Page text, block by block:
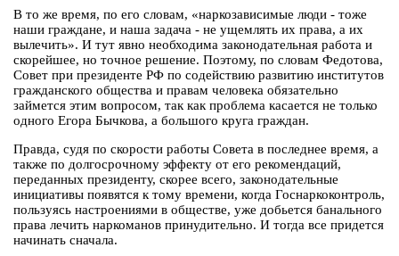
В то же время, по его словам, «наркозависимые люди - тоже
наши граждане, и наша задача - не ущемлять их права, а их
вылечить». И тут явно необходима законодательная работа и
скорейшее, но точное решение. Поэтому, по словам Федотова,
Совет при президенте РФ по содействию развитию институтов
гражданского общества и правам человека обязательно
займется этим вопросом, так как проблема касается не только
одного Егора Бычкова, а большого круга граждан.
Правда, судя по скорости работы Совета в последнее время, а
также по долгосрочному эффекту от его рекомендаций,
переданных президенту, скорее всего, законодательные
инициативы появятся к тому времени, когда Госнаркоконтроль,
пользуясь настроениями в обществе, уже добьется банального
права лечить наркоманов принудительно. И тогда все придется
начинать сначала.